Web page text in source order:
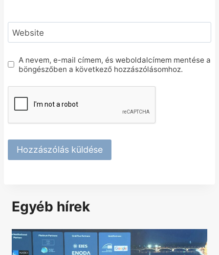
Website
A nevem, e-mail címem, és weboldalcímem mentése a
böngészőben a következő hozzászólásomhoz.
Egyéb hírek